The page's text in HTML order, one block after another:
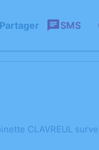
Partager SMS
CLAVREUL